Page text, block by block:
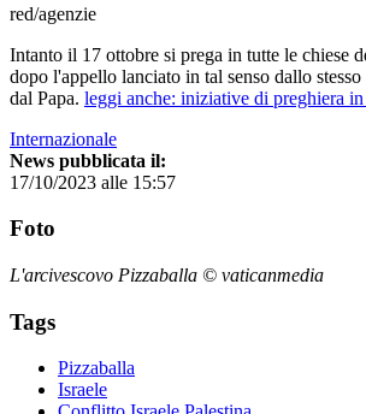
red/agenzie
Intanto il 17 ottobre si prega in tutte le chiese
dopo l'appello lanciato in tal senso dallo
dal Papa. leggi anche: iniziative di preghiera
Internazionale
News pubblicata il:
17/10/2023 alle 15:57
Foto
L'arcivescovo Pizzaballa © vaticanmedia
Tags
Pizzaballa
Israele